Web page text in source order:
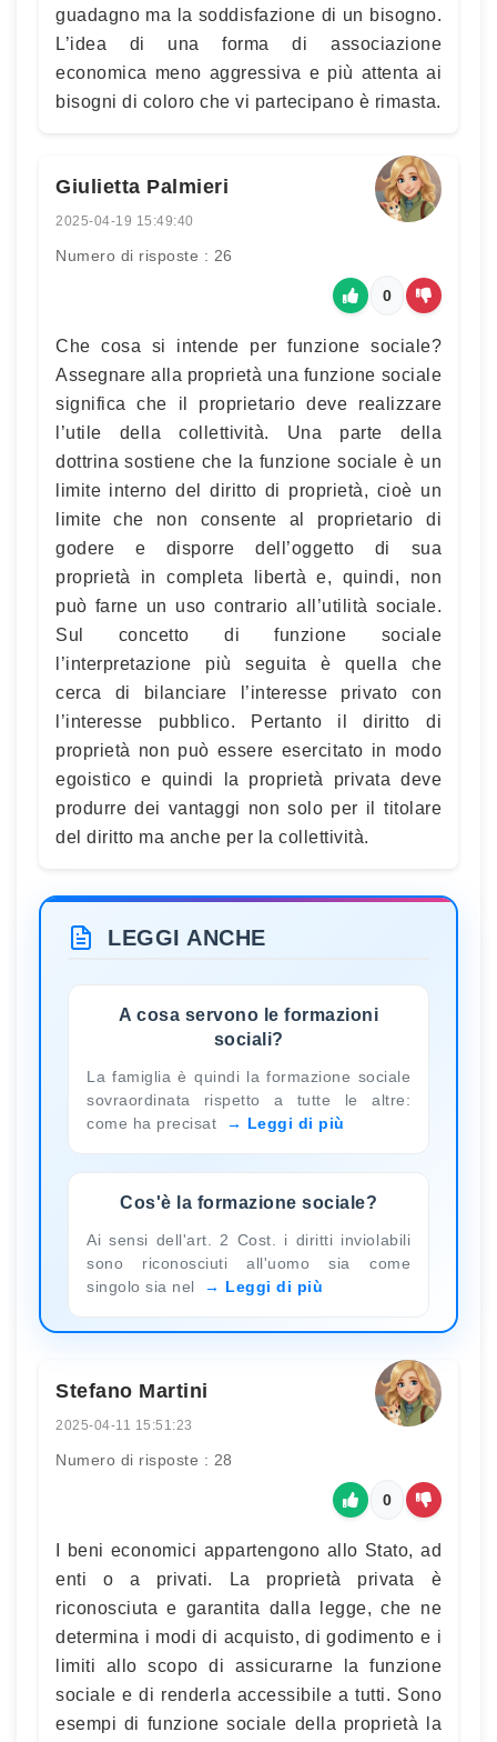
guadagno ma la soddisfazione di un bisogno.
L’idea di una forma di associazione
economica meno aggressiva e più attenta ai
bisogni di coloro che vi partecipano è rimasta.
Giulietta Palmieri
2025-04-19 15:49:40
Numero di risposte : 26
0
Che cosa si intende per funzione sociale?
Assegnare alla proprietà una funzione sociale
significa che il proprietario deve realizzare
l’utile della collettività. Una parte della
dottrina sostiene che la funzione sociale è un
limite interno del diritto di proprietà, cioè un
limite che non consente al proprietario di
godere e disporre dell’oggetto di sua
proprietà in completa libertà e, quindi, non
può farne un uso contrario all’utilità sociale.
Sul concetto di funzione sociale
l’interpretazione più seguita è quella che
cerca di bilanciare l’interesse privato con
l’interesse pubblico. Pertanto il diritto di
proprietà non può essere esercitato in modo
egoistico e quindi la proprietà privata deve
produrre dei vantaggi non solo per il titolare
del diritto ma anche per la collettività.
LEGGI ANCHE
A cosa servono le formazioni
sociali?
La famiglia è quindi la formazione sociale
sovraordinata rispetto a tutte le altre:
come ha precisat
Leggi di più
Cos'è la formazione sociale?
Ai sensi dell'art. 2 Cost. i diritti inviolabili
sono riconosciuti all'uomo sia come
singolo sia nel
Leggi di più
Stefano Martini
2025-04-11 15:51:23
Numero di risposte : 28
0
I beni economici appartengono allo Stato, ad
enti o a privati. La proprietà privata è
riconosciuta e garantita dalla legge, che ne
determina i modi di acquisto, di godimento e i
limiti allo scopo di assicurarne la funzione
sociale e di renderla accessibile a tutti. Sono
esempi di funzione sociale della proprietà la